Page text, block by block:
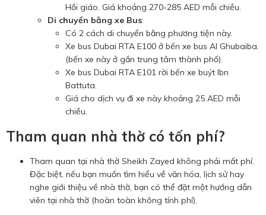
Hồi giáo. Giá khoảng 270-285 AED mỗi chiều.
Di chuyển bằng xe Bus:
Có 2 cách di chuyển bằng phương tiện này.
Xe bus Dubai RTA E100 ở bến xe bus Al Ghubaiba.
(bến xe này ở gần trung tâm thành phố).
Xe bus Dubai RTA E101 rời bến xe buýt Ibn
Battuta.
Giá cho dịch vụ đi xe này khoảng 25 AED mỗi
chiều.
Tham quan nhà thờ có tốn phí?
Tham quan tại nhà thờ Sheikh Zayed không phải mất phí.
Đặc biệt, nếu bạn muốn tìm hiểu về văn hóa, lịch sử hay
nghe giới thiệu về nhà thờ, bạn có thể đặt một hướng dẫn
viên tại nhà thờ (hoàn toàn không tính phí).